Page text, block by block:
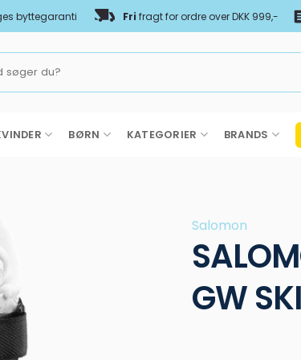
byttegaranti Fri fragt for ordre over DKK 999,-
BØRN KATEGORIER BRANDS
Salomon
GW